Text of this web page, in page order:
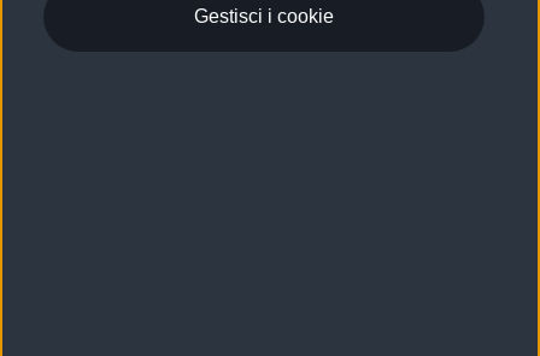
Gestisci i cookie